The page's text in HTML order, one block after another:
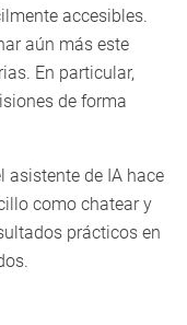
accesibles.
aún más este
En particular,
de forma
asistente de IA hace
como chatear y
prácticos en